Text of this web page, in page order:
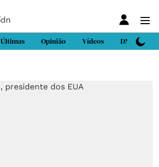
Últimas Opinião Vídeos DN Sport